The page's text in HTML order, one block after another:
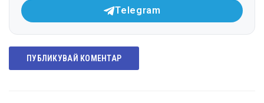
Telegram
ПУБЛИКУВАЙ КОМЕНТАР